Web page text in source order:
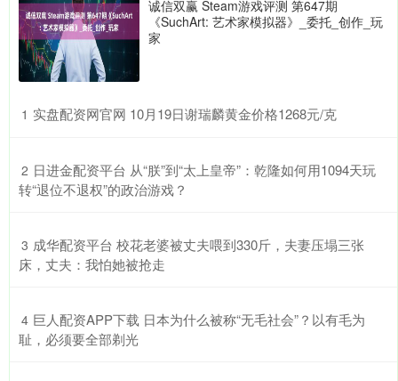
诚信双赢 Steam游戏评测 第647期
《SuchArt: 艺术家模拟器》_委托_创作_玩
家
1 ​实盘配资网官网 10月19日谢瑞麟黄金价格1268元/克
2 ​日进金配资平台 从“朕”到“太上皇帝”：乾隆如何用1094天玩
转“退位不退权”的政治游戏？
3 ​成华配资平台 校花老婆被丈夫喂到330斤，夫妻压塌三张
床，丈夫：我怕她被抢走
4 ​巨人配资APP下载 日本为什么被称“无毛社会”？以有毛为
耻，必须要全部剃光